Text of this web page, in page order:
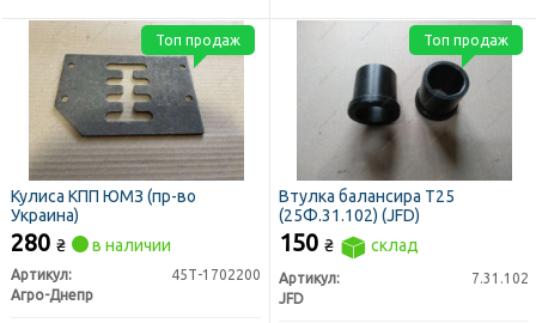
Кулиса КПП ЮМЗ (пр-во
Украина)
280 ₴ в наличии
Артикул:
45Т-1702200
Агро-Днепр
Топ продаж
Втулка балансира Т25
(25Ф.31.102) (JFD)
150 ₴ склад
Артикул:
7.31.102
JFD
Топ продаж